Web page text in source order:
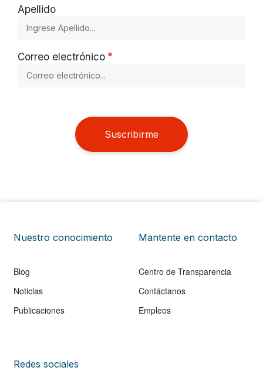
Apellido
Correo electrónico
Suscribirme
Nuestro conocimiento
Blog
Noticias
Publicaciones
Mantente en contacto
Centro de Transparencia
Contáctanos
Empleos
Redes sociales